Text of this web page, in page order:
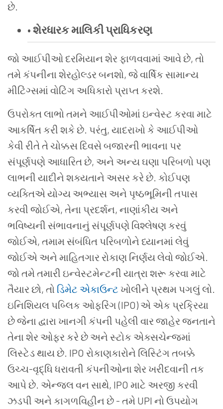
છે.
• શેરધારકમાલિકીપ્રાધિકરણ
જો આઈપીઓદરમિયાન શેરફાળવવામાં આવે છે, તો
તમેકંપનીના શેરહોલ્ડરબનશો, જેવાર્ષિક સામાન્ય
મીટિંગ્સમાં વોટિંગ અધિકારો પ્રાપ્તકરશે.
ઉપરોક્ત લાભો તમને આઈપીઓમાં ઇન્વેસ્ટ કરવા માટે
આકર્ષિત કરી શકે છે. પરંતુ, યાદરાખો કે આઈપીઓ
કેવી રીતે તે ચોક્કસ દિવસે બજારની ભાવના પર
સંપૂર્ણપણે આધારિત છે, અને અન્ય ઘણા પરિબળો પણ
લાભની યાદીને શક્યતાને અસર કરે છે. કોઈપણ
વ્યક્તિએ યોગ્ય અભ્યાસ અને પૃષ્ઠભૂમિની તપાસ
કરવી જોઈએ, તેના પ્રદર્શન, નાણાંકીય અને
ભવિષ્યની સંભાવનાનું સંપૂર્ણપણે વિશ્લેષણ કરવું
જોઈએ, તમામ સંબંધિત પરિબળોને ધ્યાનમાં લેવું
જોઈએ અને માહિતગાર રોકાણ નિર્ણય લેવો જોઈએ.
જો તમે તમારી ઇન્વેસ્ટમેન્ટની યાત્રા શરૂ કરવા માટે
તૈયાર છો, તો ડિમેટ એકાઉન્ટ ખોલીને પ્રથમ પગલું લો.
ઇનિશિયલ પબ્લિક ઓફરિંગ (IPO) એ એક પ્રક્રિયા
છે જેના દ્વારા ખાનગી કંપની પહેલી વાર જાહેર જનતાને
તેના શેર ઓફર કરે છે અને સ્ટોક એક્સચેન્જમાં
લિસ્ટેડ થાય છે. IPO રોકાણકારોને લિસ્ટિંગ તબક્કે
ઉચ્ચ-વૃદ્ધિ ધરાવતી કંપનીઓના શેર ખરીદવાની તક
આપે છે. એન્જલ વન સાથે, IPO માટે અરજી કરવી
ઝડપી અને કાગળવિહીન છે - તમે UPI નો ઉપયોગ